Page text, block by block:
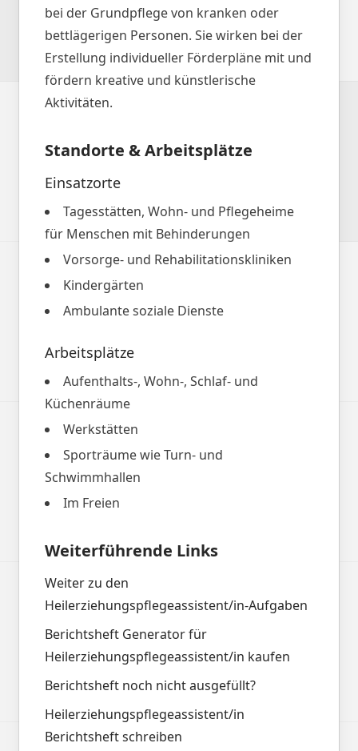
bei der Grundpflege von kranken oder
bettlägerigen Personen. Sie wirken bei der
Erstellung individueller Förderpläne mit und
fördern kreative und künstlerische
Aktivitäten.
Standorte & Arbeitsplätze
Einsatzorte
Tagesstätten, Wohn- und Pflegeheime
für Menschen mit Behinderungen
Vorsorge- und Rehabilitationskliniken
Kindergärten
Ambulante soziale Dienste
Arbeitsplätze
Aufenthalts-, Wohn-, Schlaf- und
Küchenräume
Werkstätten
Sporträume wie Turn- und
Schwimmhallen
Im Freien
Weiterführende Links
Weiter zu den
Heilerziehungspflegeassistent/in-Aufgaben
Berichtsheft Generator für
Heilerziehungspflegeassistent/in kaufen
Berichtsheft noch nicht ausgefüllt?
Heilerziehungspflegeassistent/in
Berichtsheft schreiben